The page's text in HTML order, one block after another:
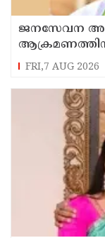
ജനസേവന
സഹായധനം
FRI,7 AUG 2026